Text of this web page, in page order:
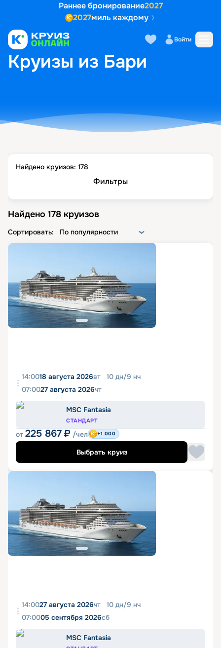
Раннее бронирование2027
2027миль каждому
Войти
ГЛАВНАЯ • ПОПУЛЯРНЫЕ НАПРАВЛЕНИЯ КРУИЗЫ ИЗ БАРИ
Круизы из Бари
Найдено круизов: 178
Фильтры
Найдено 178 круизов
Сортировать: По популярности
14:0018 августа 2026вт 10 дн/9 нч
07:0027 августа 2026чт
MSC Fantasia
СТАНДАРТ
от 225 867 ₽ /чел +1 000
Выбрать круиз
14:0027 августа 2026чт 10 дн/9 нч
07:0005 сентября 2026сб
MSC Fantasia